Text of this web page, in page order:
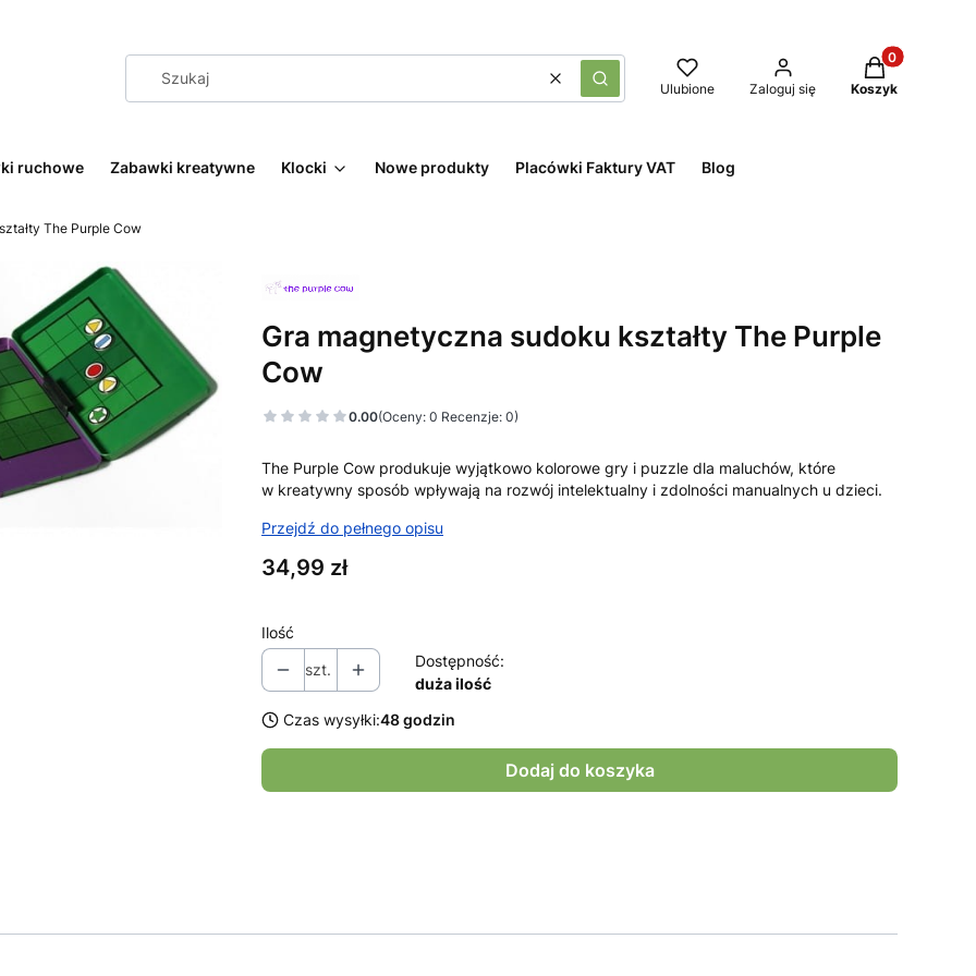
WyczyśćSzukaj Ulubione Zaloguj się
Produkty w
Koszyk
ruchowe Zabawki kreatywne Klocki Nowe produkty Placówki Faktury VAT Blog
The Purple Cow
Gra magnetyczna sudoku kształty The Purple
Cow
0.00(Oceny: 0 Recenzje: 0)
The Purple Cow produkuje wyjątkowo kolorowe gry i puzzle dla maluchów, które
w kreatywny sposób wpływają na rozwój intelektualny i zdolności manualnych u dzieci.
Przejdź do pełnego opisu
Cena
34,99 zł
Ilość
szt.
Dostępność:
duża ilość
Czas wysyłki:48 godzin
Dodaj do koszyka